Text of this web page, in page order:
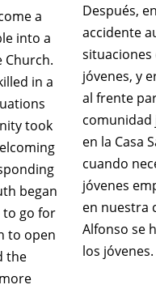
a
into a
in a
took
began
to go for
to open
the
Después,
accidente
situaciones
jóvenes, y
al frente
comunidad
en la Casa
cuando
jóvenes
en nuestra
Alfonso se
los jóvenes.